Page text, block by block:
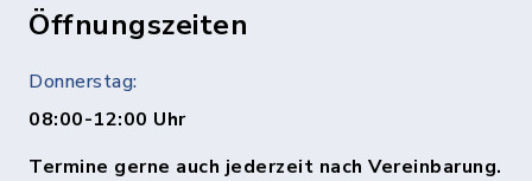
Öffnungszeiten
Donnerstag:
08:00-12:00 Uhr
Termine gerne auch jederzeit nach Vereinbarung.